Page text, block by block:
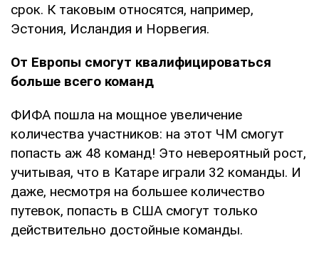
срок. К таковым относятся, например,
Эстония, Исландия и Норвегия.
От Европы смогут квалифицироваться
больше всего команд
ФИФА пошла на мощное увеличение
количества участников: на этот ЧМ смогут
попасть аж 48 команд! Это невероятный рост,
учитывая, что в Катаре играли 32 команды. И
даже, несмотря на большее количество
путевок, попасть в США смогут только
действительно достойные команды.